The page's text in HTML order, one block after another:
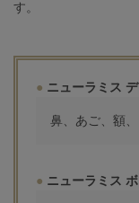
す。
ニューラミス
鼻、あご、額
ニューラミス